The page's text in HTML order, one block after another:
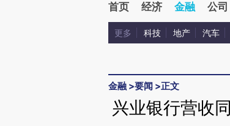
首页 经济 金融 公司
更多 科技 地产 汽车
金融 >要闻 >正文
兴业银行营收